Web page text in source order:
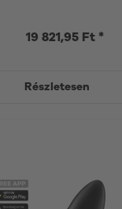
19 821,95 Ft *
Részletesen